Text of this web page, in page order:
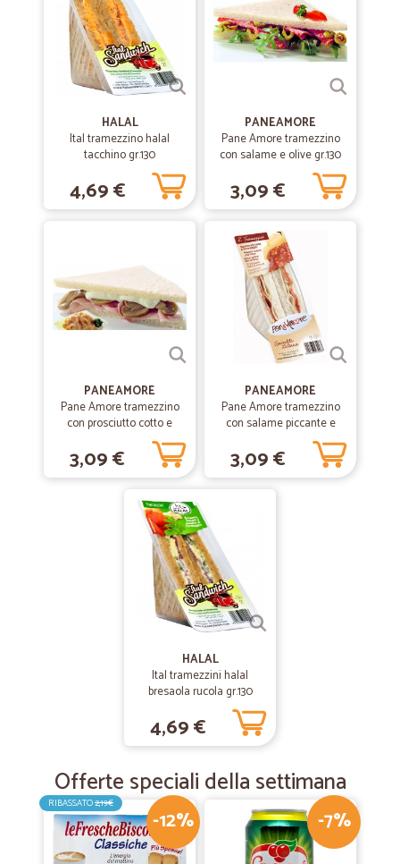
HALAL
Ital tramezzino halal
tacchino gr.130
4,69 €
PANEAMORE
Pane Amore tramezzino
con salame e olive gr.130
3,09 €
PANEAMORE
Pane Amore tramezzino
con prosciutto cotto e
3,09 €
PANEAMORE
Pane Amore tramezzino
con salame piccante e
formaggio edamer gr.130
3,09 €
HALAL
Ital tramezzini halal
bresaola rucola gr.130
4,69 €
Offerte speciali della settimana
-12%
RIBASSATO2,19€
-7%